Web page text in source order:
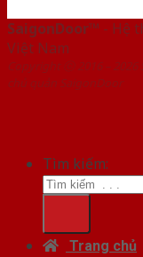
SaigonDoor™ - Hệ
Việt Nam
Copyright ⓒ 2016 –
chủ quản SaigonDoor
Tìm kiếm:
Trang chủ